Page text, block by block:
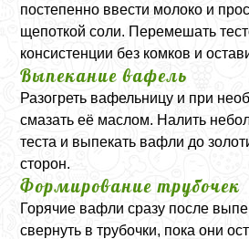
постепенно ввести молоко и
щепоткой соли. Перемешать
консистенции без комков и
Выпекание вафель
Разогреть вафельницу и при
смазать её маслом. Налить
теста и выпекать вафли до
сторон.
Формирование трубочек
Горячие вафли сразу после
свернуть в трубочки, пока они